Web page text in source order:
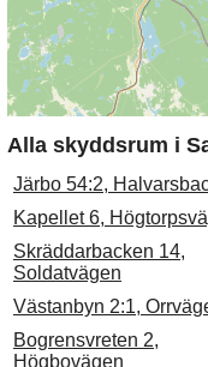
Alla skyddsrum i
Järbo 54:2,
Kapellet 6,
Skräddarbacken 14,
Soldatvägen
Västanbyn 2:1,
Bogrensvreten 2,
Högbovägen